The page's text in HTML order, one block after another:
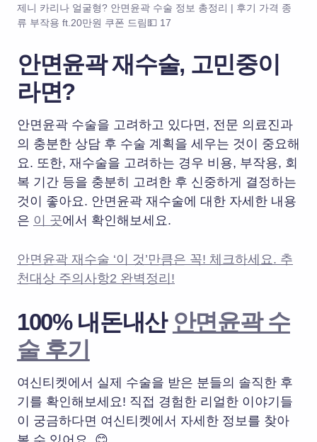
제니 카리나 얼굴형? 안면윤곽 수술 정보 총정리 | 후기 가격 종
류 부작용 ft.20만원 쿠폰 드림💵 17
안면윤곽 재수술, 고민중이
라면?
안면윤곽 수술을 고려하고 있다면, 전문 의료진과
의 충분한 상담 후 수술 계획을 세우는 것이 중요해
요. 또한, 재수술을 고려하는 경우 비용, 부작용, 회
복 기간 등을 충분히 고려한 후 신중하게 결정하는
것이 좋아요. 안면윤곽 재수술에 대한 자세한 내용
은 이 곳에서 확인해보세요.
안면윤곽 재수술 ‘이 것’만큼은 꼭! 체크하세요. 추
천대상 주의사항2 완벽정리!
100% 내돈내산 안면윤곽 수
술 후기
여신티켓에서 실제 수술을 받은 분들의 솔직한 후
기를 확인해보세요! 직접 경험한 리얼한 이야기들
이 궁금하다면 여신티켓에서 자세한 정보를 찾아